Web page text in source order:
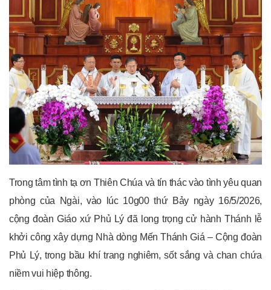
Trong tâm tình tạ ơn Thiên Chúa và tín thác vào tình yêu quan
phòng của Ngài, vào lúc 10g00 thứ Bảy ngày 16/5/2026,
cộng đoàn Giáo xứ Phủ Lý đã long trọng cử hành Thánh lễ
khởi công xây dựng Nhà dòng Mến Thánh Giá – Cộng đoàn
Phủ Lý, trong bầu khí trang nghiêm, sốt sắng và chan chứa
niềm vui hiệp thông.